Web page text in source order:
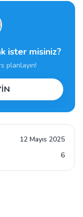
ister misiniz?
planlayın!
12 Mayıs 2025
6